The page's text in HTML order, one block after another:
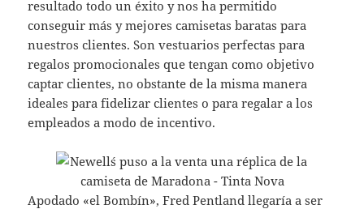
resultado todo un éxito y nos ha permitido
conseguir más y mejores camisetas baratas para
nuestros clientes. Son vestuarios perfectas para
regalos promocionales que tengan como objetivo
captar clientes, no obstante de la misma manera
ideales para fidelizar clientes o para regalar a los
empleados a modo de incentivo.
Apodado «el Bombín», Fred Pentland llegaría a ser